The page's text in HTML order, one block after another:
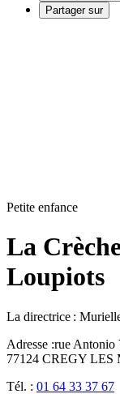
Partager sur
Petite enfance
La
Loupiots
La directrice :
Adresse :rue Antonio
77124 CREGY LES
Tél. : 01 64 33 37 67